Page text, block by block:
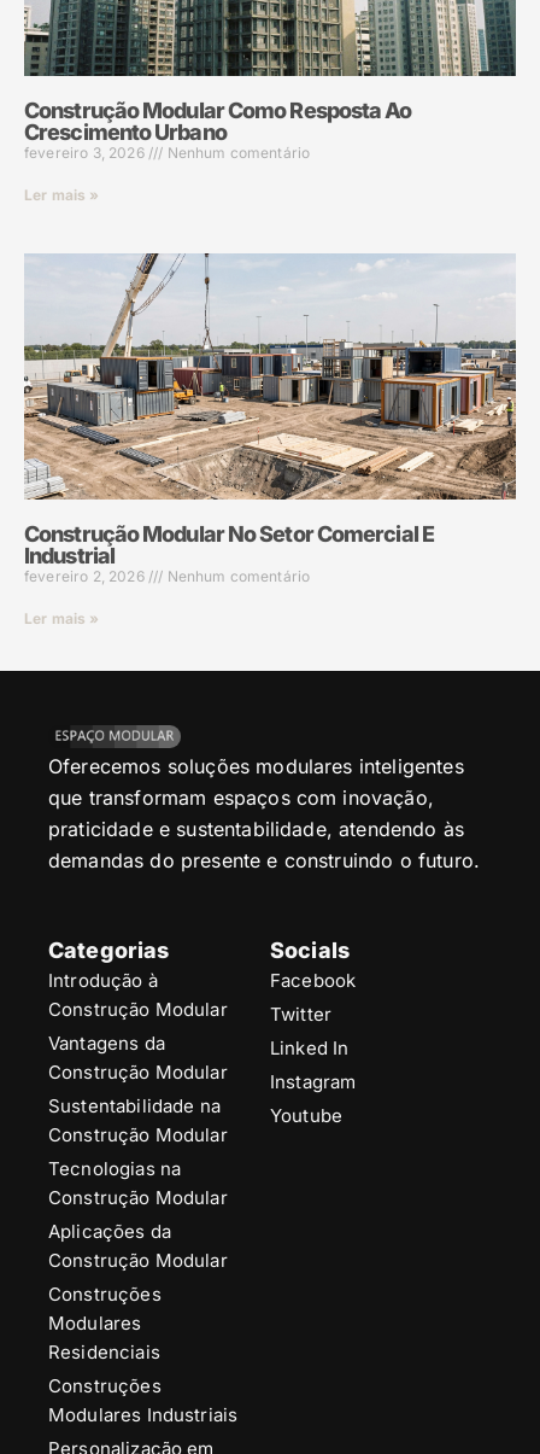
Construção Modular Como Resposta Ao
Crescimento Urbano
fevereiro 3, 2026 Nenhum comentário
Ler mais »
Construção Modular No Setor Comercial E
Industrial
fevereiro 2, 2026 Nenhum comentário
Ler mais »
Oferecemos soluções modulares inteligentes
que transformam espaços com inovação,
praticidade e sustentabilidade, atendendo às
demandas do presente e construindo o futuro.
Categorias
Introdução à
Construção Modular
Vantagens da
Construção Modular
Sustentabilidade na
Construção Modular
Tecnologias na
Construção Modular
Aplicações da
Construção Modular
Construções
Modulares
Residenciais
Construções
Modulares Industriais
Personalização em
Socials
Facebook
Twitter
Linked In
Instagram
Youtube